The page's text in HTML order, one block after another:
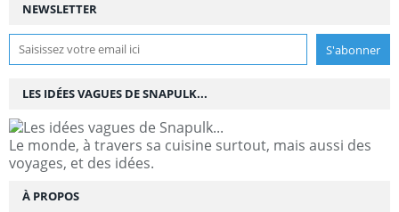
NEWSLETTER
LES IDÉES VAGUES DE SNAPULK...
Le monde, à travers sa cuisine surtout, mais aussi des
voyages, et des idées.
À PROPOS